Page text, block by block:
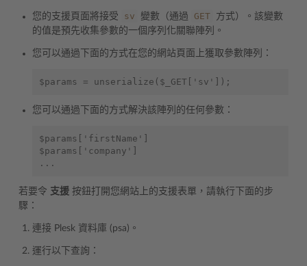
您的支援頁面將接受 sv 變數（通過 GET
方式）。該變數
的值是預先收集參數的一個序列化關聯陣列。
您可以通過下面的方式在您的網站頁面上獲取參數陣列：
您可以通過下面的方式解決該陣列的任何參數：
$params['firstName']
$params['company']
若要令 支援 按鈕打開您網站上的支援表單，請執行下面的步
驟：
連接 Plesk 資料庫 (psa)。
運行以下查詢：